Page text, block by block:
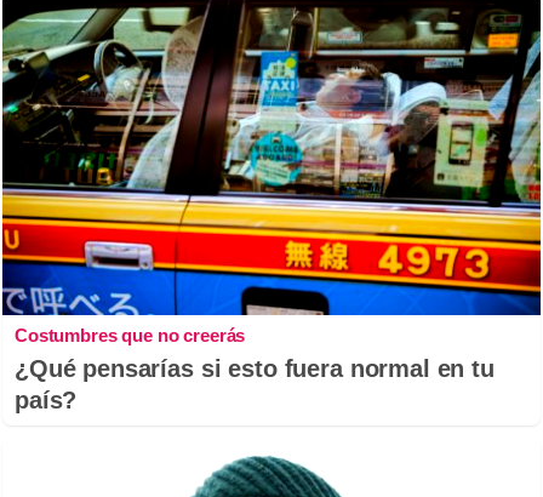
Costumbres que no creerás
¿Qué pensarías si esto fuera normal en tu
país?